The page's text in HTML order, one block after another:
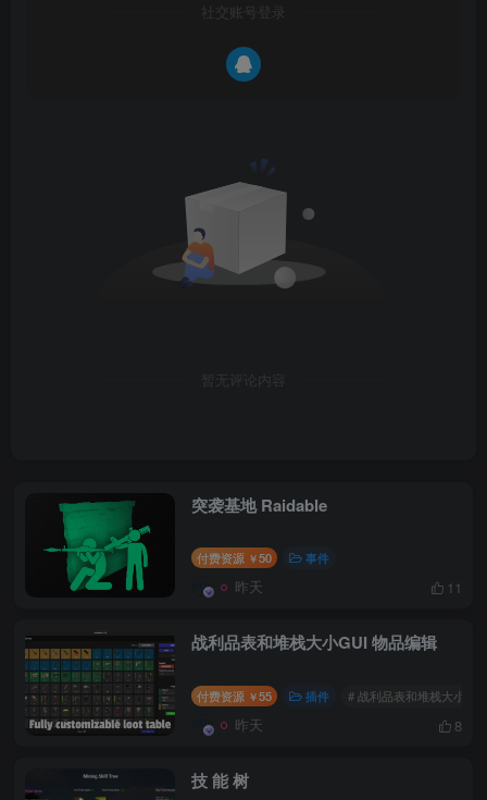
社交账号登录
暂无评论内容
突袭基地 Raidable
付费资源 ￥50 事件
昨天 11
战利品表和堆栈大小GUI 物品编辑
付费资源 ￥55 插件 # 战利品表和堆栈大小GUI
昨天 8
技 能 树